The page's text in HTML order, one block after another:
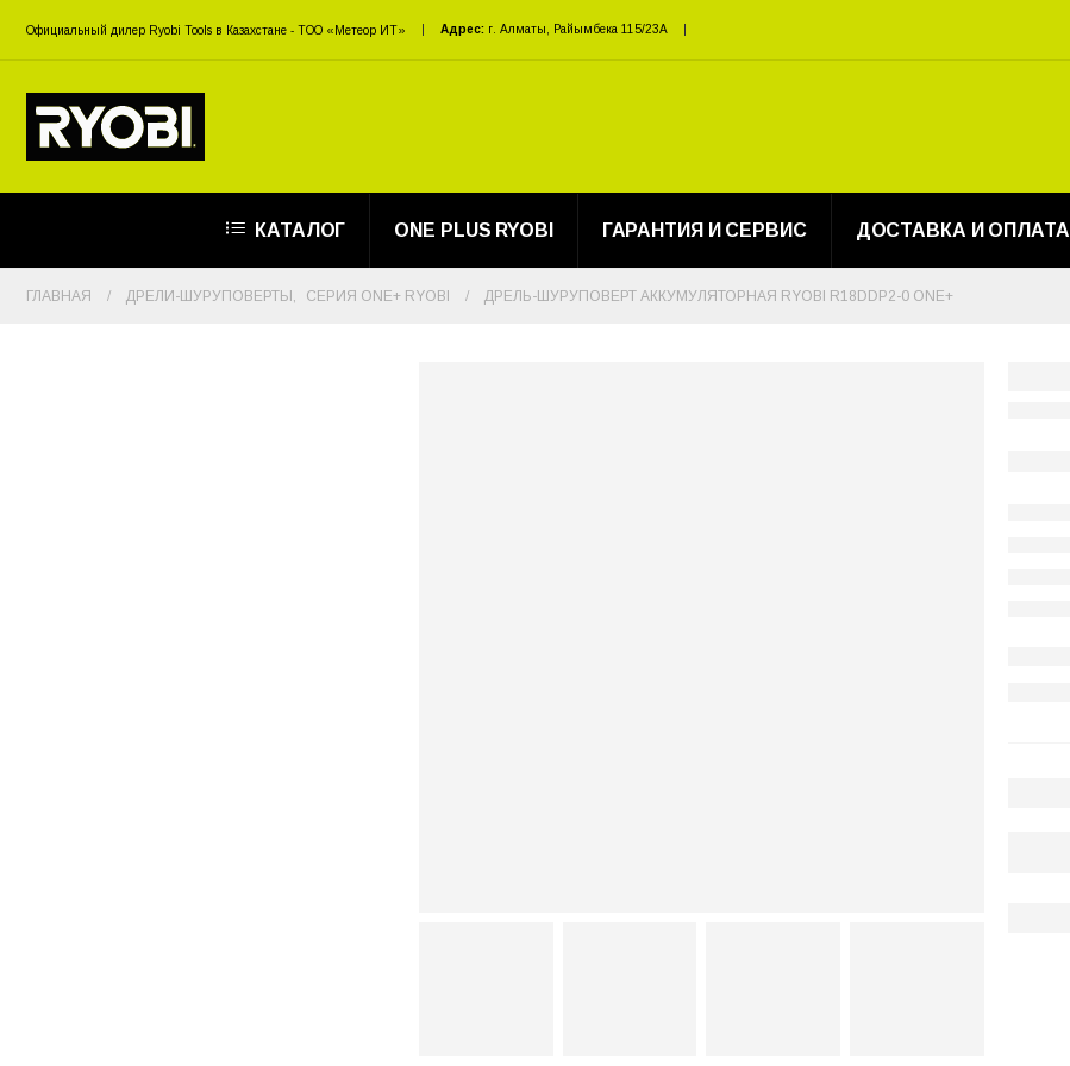
Официальный дилер Ryobi Tools в Казахстане - ТОО «Метеор ИТ» Адрес: г. Алматы, Райымбека 115/23A
КАТАЛОГ ONE PLUS RYOBI ГАРАНТИЯ И СЕРВИС ДОСТАВКА И ОПЛАТА
ГЛАВНАЯ ДРЕЛИ-ШУРУПОВЕРТЫ , СЕРИЯ ONE+ RYOBI ДРЕЛЬ-ШУРУПОВЕРТ АККУМУЛЯТОРНАЯ RYOBI R18DDP2-0 ONE+